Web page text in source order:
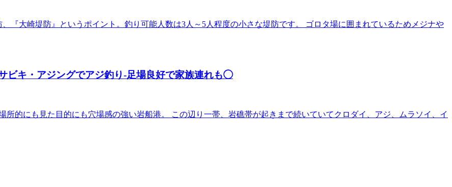
『大崎堤防』というポイント。釣り可能人数は3人～5人程度の小さな堤防です。 ゴロタ場に囲まれているためメジナや
ビキ・アジングでアジ釣り-足場良好で家族連れも◯
所的にも見た目的にも穴場感の強い岩船港。 この辺り一帯、岩礁帯が起きまで続いていてクロダイ、アジ、ムラソイ、イ